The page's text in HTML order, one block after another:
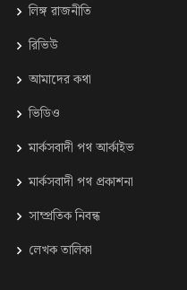
লিঙ্গ রাজনীতি
রিভিউ
আমাদের কথা
ভিডিও
মার্কসবাদী পথ আর্কাইভ
মার্কসবাদী পথ প্রকাশনা
সাম্প্রতিক নিবন্ধ
লেখক তালিকা